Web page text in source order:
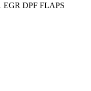
EGR DPF FLAPS